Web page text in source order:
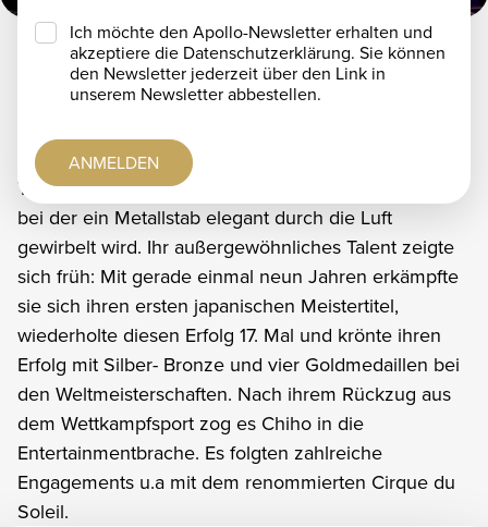
Chiho
Chiho ihre Reise in die faszinierende Welt des
Twirlings, einer kunstvollen Disziplin der Jonglage,
bei der ein Metallstab elegant durch die Luft
gewirbelt wird. Ihr außergewöhnliches Talent zeigte
sich früh: Mit gerade einmal neun Jahren erkämpfte
sie sich ihren ersten japanischen Meistertitel,
wiederholte diesen Erfolg 17. Mal und krönte ihren
Erfolg mit Silber- Bronze und vier Goldmedaillen bei
den Weltmeisterschaften. Nach ihrem Rückzug aus
dem Wettkampfsport zog es Chiho in die
Entertainmentbrache. Es folgten zahlreiche
Engagements u.a mit dem renommierten Cirque du
Soleil.
Ich möchte den Apollo-Newsletter erhalten und
akzeptiere die Datenschutzerklärung. Sie können
den Newsletter jederzeit über den Link in
unserem Newsletter abbestellen.
ANMELDEN